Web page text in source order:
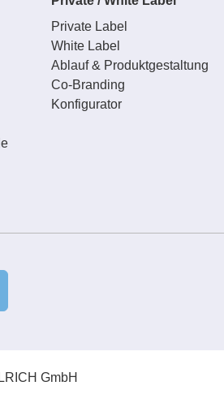
Private Label
White Label
Ablauf & Produktgestaltung
Co-Branding
Konfigurator
GmbH